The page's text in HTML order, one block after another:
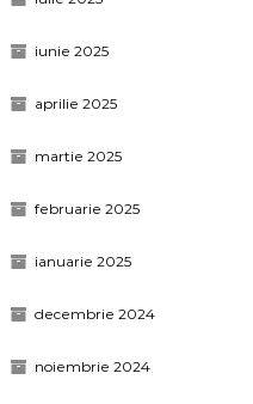
iunie 2025
aprilie 2025
martie 2025
februarie 2025
ianuarie 2025
decembrie 2024
noiembrie 2024